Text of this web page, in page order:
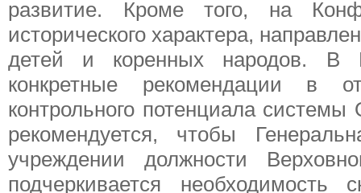
развитие. Кроме того, на
исторического характера,
детей и коренных народов. В
конкретные рекомендации в
контрольного потенциала
рекомендуется, чтобы
учреждении должности
подчеркивается